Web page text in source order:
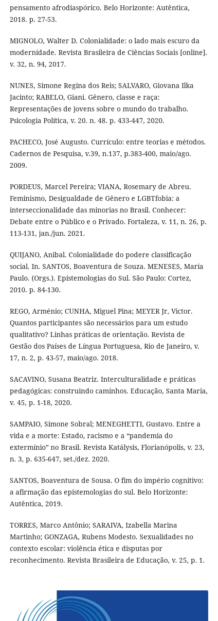
pensamento afrodiaspórico. Belo Horizonte: Autêntica,
2018. p. 27-53.
MIGNOLO, Walter D. Colonialidade: o lado mais escuro da
modernidade. Revista Brasileira de Ciências Sociais [online].
v. 32, n. 94, 2017.
NUNES, Simone Regina dos Reis; SALVARO, Giovana Ilka
Jacinto; RABELO, Giani. Gênero, classe e raça:
Representações de jovens sobre o mundo do trabalho.
Psicologia Política, v. 20. n. 48. p. 433-447, 2020.
PACHECO, José Augusto. Currículo: entre teorias e métodos.
Cadernos de Pesquisa, v.39, n.137, p.383-400, maio/ago.
2009.
PORDEUS, Marcel Pereira; VIANA, Rosemary de Abreu.
Feminismo, Desigualdade de Gênero e LGBTfobia: a
interseccionalidade das minorias no Brasil. Conhecer:
Debate entre o Público e o Privado. Fortaleza, v. 11, n. 26, p.
113-131, jan./jun. 2021.
QUIJANO, Anibal. Colonialidade do podere classificação
social. In. SANTOS, Boaventura de Souza. MENESES, Maria
Paulo. (Orgs.). Epistemologias do Sul. São Paulo: Cortez,
2010. p. 84-130.
REGO, Arménio; CUNHA, Miguel Pina; MEYER Jr, Victor.
Quantos participantes são necessários para um estudo
qualitativo? Linhas práticas de orientação. Revista de
Gestão dos Países de Língua Portuguesa, Rio de Janeiro, v.
17, n. 2, p. 43-57, maio/ago. 2018.
SACAVINO, Susana Beatriz. Interculturalidade e práticas
pedagógicas: construindo caminhos. Educação, Santa Maria,
v. 45, p. 1-18, 2020.
SAMPAIO, Simone Sobral; MENEGHETTI, Gustavo. Entre a
vida e a morte: Estado, racismo e a “pandemia do
extermínio” no Brasil. Revista Katálysis, Florianópolis, v. 23,
n. 3, p. 635-647, set./dez. 2020.
SANTOS, Boaventura de Sousa. O fim do império cognitivo:
a afirmação das epistemologias do sul. Belo Horizonte:
Autêntica, 2019.
TORRES, Marco Antônio; SARAIVA, Izabella Marina
Martinho; GONZAGA, Rubens Modesto. Sexualidades no
contexto escolar: violência ética e disputas por
reconhecimento. Revista Brasileira de Educação, v. 25, p. 1.